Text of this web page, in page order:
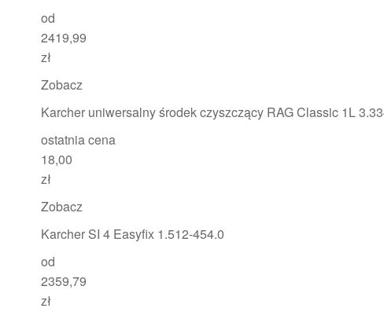
od
2419,99
zł
Zobacz
Karcher uniwersalny środek czyszczący RAG Classic 1L
ostatnia cena
18,00
zł
Zobacz
Karcher SI 4 Easyfix 1.512-454.0
od
2359,79
zł